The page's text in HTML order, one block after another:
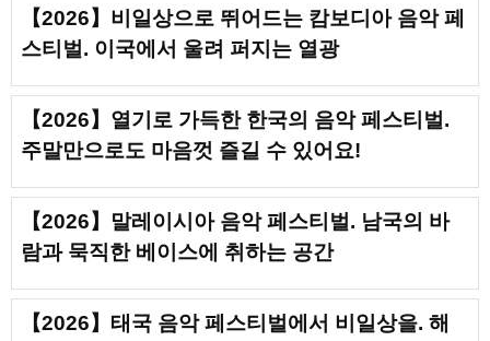
【2026】비일상으로 뛰어드는 캄보디아 음악 페
스티벌. 이국에서 울려 퍼지는 열광
【2026】열기로 가득한 한국의 음악 페스티벌.
주말만으로도 마음껏 즐길 수 있어요!
【2026】말레이시아 음악 페스티벌. 남국의 바
람과 묵직한 베이스에 취하는 공간
【2026】태국 음악 페스티벌에서 비일상을. 해